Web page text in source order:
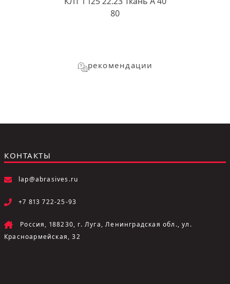
80
рекомендации
КОНТАКТЫ
lap@abrasives.ru
+7 813 722-25-93
Россия, 188230, г. Луга, Ленинградская обл., ул.
Красноармейская, 32